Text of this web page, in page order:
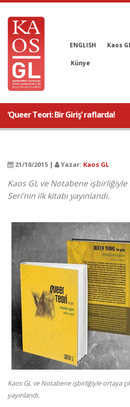
ENGLISH Kaos
Künye
‘Queer Teori: Bir Giriş’ raflarda!
21/10/2015 | Yazar: Kaos GL
Kaos GL ve Notabene işbirliğiyle
Seri’nin ilk kitabı yayınlandı.
Kaos GL ve Notabene işbirliğiyle ortaya
yayınlandı.